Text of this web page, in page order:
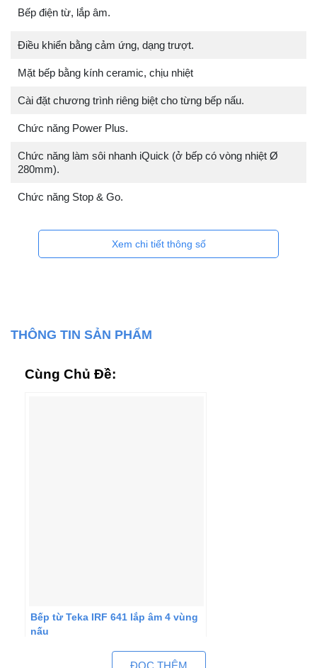
Bếp điện từ, lắp âm.
Điều khiển bằng cảm ứng, dạng trượt.
Mặt bếp bằng kính ceramic, chịu nhiệt
Cài đặt chương trình riêng biệt cho từng bếp nấu.
Chức năng Power Plus.
Chức năng làm sôi nhanh iQuick (ở bếp có vòng nhiệt Ø
280mm).
Chức năng Stop & Go.
Xem chi tiết thông số
THÔNG TIN SẢN PHẨM
Cùng Chủ Đề:
Bếp từ Teka IRF 641 lắp âm 4 vùng
nấu